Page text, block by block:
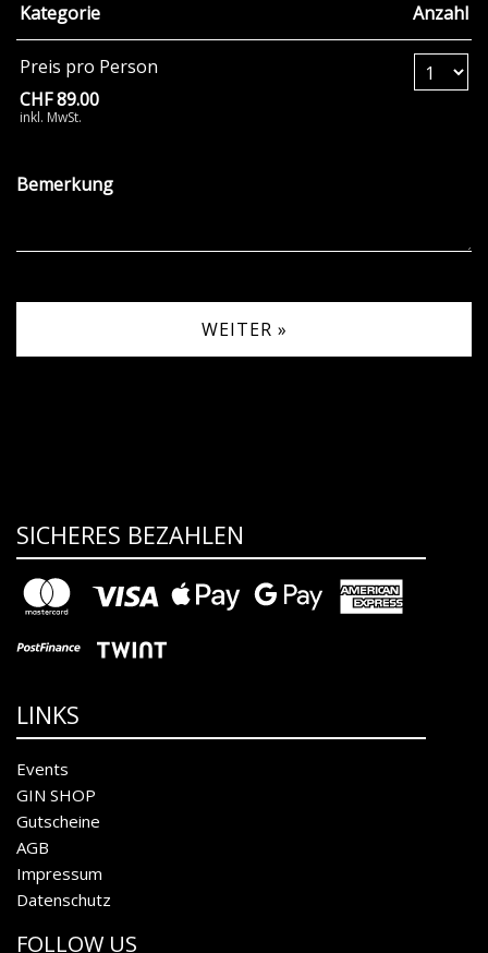
Kategorie Anzahl
Preis pro Person
CHF 89.00
inkl. MwSt.
Anzahl Tickets
Bemerkung
WEITER »
SICHERES BEZAHLEN
LINKS
Events
GIN SHOP
Gutscheine
AGB
Impressum
Datenschutz
FOLLOW US